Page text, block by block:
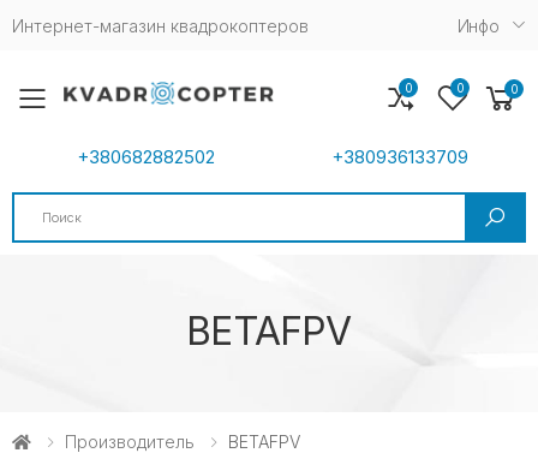
Интернет-магазин квадрокоптеров Инфо
Toggle mobile menu
+380682882502 +380936133709
Search
0 0 0
BETAFPV
Производитель BETAFPV